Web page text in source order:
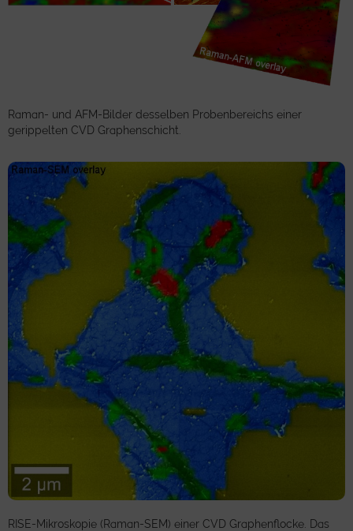
Raman- und AFM-Bilder desselben Probenbereichs einer
gerippelten CVD Graphenschicht.
RISE-Mikroskopie (Raman-SEM) einer CVD Graphenflocke. Das